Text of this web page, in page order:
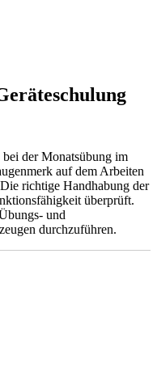
der Monatsübung im
auf dem Arbeiten
richtige Handhabung der
überprüft.
und
durchzuführen.